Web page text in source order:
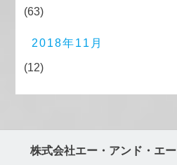
(63)
2018年11月
(12)
株式会社エー・アンド・エー